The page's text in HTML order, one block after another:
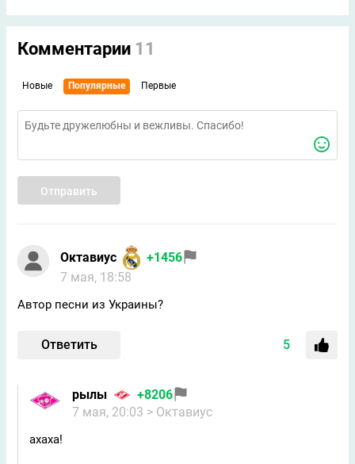
Комментарии 11
Новые Популярные Первые
Отправить
Октавиус
+1456
7 мая, 18:58
Автор песни из Украины?
Ответить 5
рылы
+8206
7 мая, 20:03 > Октавиус
ахаха!